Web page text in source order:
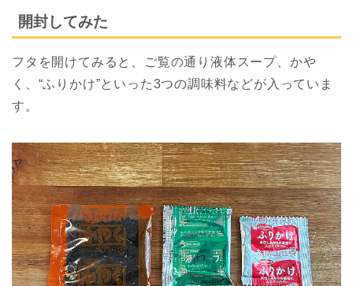
開封してみた
フタを開けてみると、ご覧の通り液体スープ、かや
く、“ふりかけ”といった3つの調味料などが入っていま
す。